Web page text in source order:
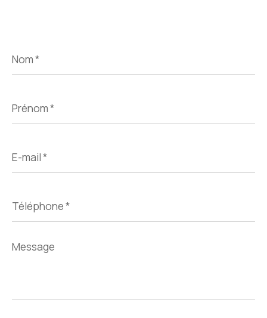
*
*
mail
*
*
Message
*